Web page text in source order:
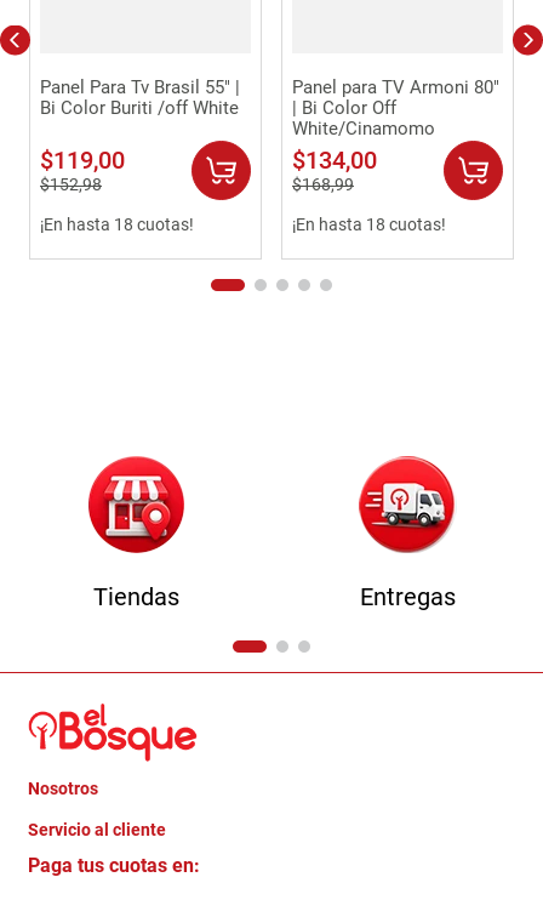
Panel Para Tv Brasil 55" |
Bi Color Buriti /off White
$119,00
$152,98
¡En hasta 18 cuotas!
Panel para TV Armoni 80"
| Bi Color Off
White/Cinamomo
$134,00
$168,99
¡En hasta 18 cuotas!
Tiendas Entregas
Nosotros
Quienes somos
Trabaja con Nosotros
Servicio al cliente
Crédito Directo
Paga tus cuotas en: